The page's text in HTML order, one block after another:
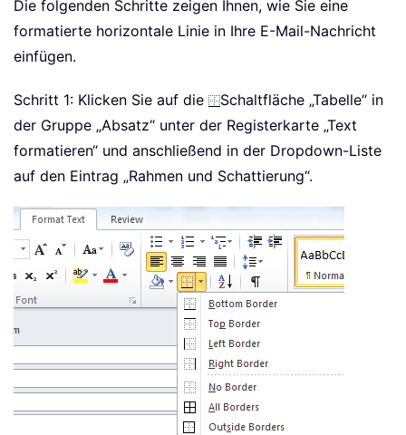
Die folgenden Schritte zeigen Ihnen, wie Sie eine
formatierte horizontale Linie in Ihre E-Mail-Nachricht
einfügen.
Schritt 1: Klicken Sie auf die
Schaltfläche „Tabelle“ in
der Gruppe „Absatz“ unter der Registerkarte „Text
formatieren“ und anschließend in der Dropdown-Liste
auf den Eintrag „Rahmen und Schattierung“.